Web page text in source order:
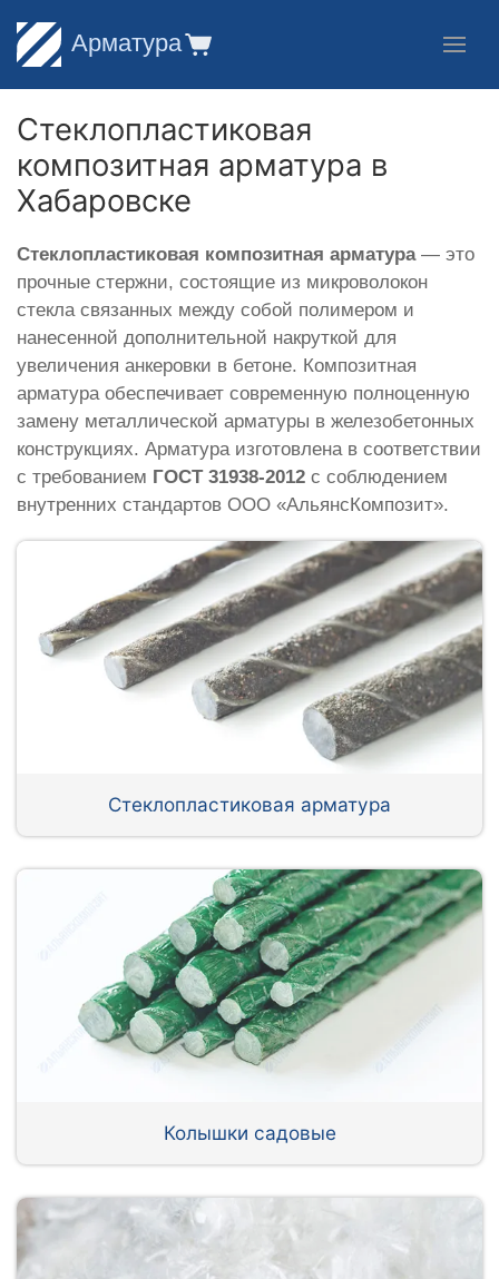
Арматура
Стеклопластиковая
композитная арматура в
Хабаровске
Стеклопластиковая композитная арматура— это
прочные стержни, состоящие из микроволокон
стекла связанных между собой полимером и
нанесенной дополнительной накруткой для
увеличения анкеровки в бетоне. Композитная
арматура обеспечивает современную полноценную
замену металлической арматуры в железобетонных
конструкциях. Арматура изготовлена в соответствии
с требованием ГОСТ 31938-2012 с соблюдением
внутренних стандартов ООО «АльянсКомпозит».
Стеклопластиковая арматура
Колышки садовые